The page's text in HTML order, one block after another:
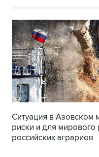
Ситуация в Азовском
риски и для мирового
российских аграриев